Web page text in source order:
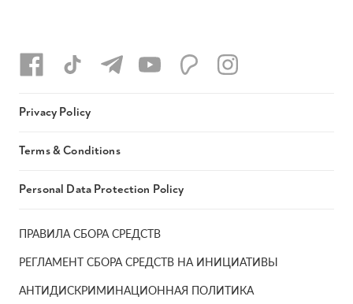
ПРАВИЛА СБОРА СРЕДСТВ
РЕГЛАМЕНТ СБОРА СРЕДСТВ НА ИНИЦИАТИВЫ
АНТИДИСКРИМИНАЦИОННАЯ ПОЛИТИКА
Privacy Policy
Terms & Conditions
Personal Data Protection Policy